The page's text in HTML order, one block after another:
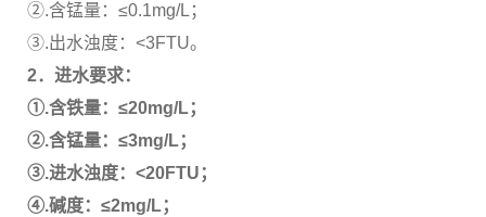
②.含锰量：≤0.1mg/L；
③.出水浊度：<3FTU。
2．进水要求：
①.含铁量：≤20mg/L；
②.含锰量：≤3mg/L；
③.进水浊度：<20FTU；
④.碱度：≤2mg/L；